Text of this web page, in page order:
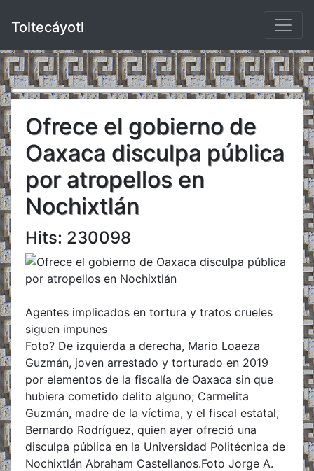
Toltecáyotl
Ofrece el gobierno de
Oaxaca disculpa pública
por atropellos en
Nochixtlán
Hits: 230098
Agentes implicados en tortura y tratos crueles
siguen impunes
Foto? De izquierda a derecha, Mario Loaeza
Guzmán, joven arrestado y torturado en 2019
por elementos de la fiscalía de Oaxaca sin que
hubiera cometido delito alguno; Carmelita
Guzmán, madre de la víctima, y el fiscal estatal,
Bernardo Rodríguez, quien ayer ofreció una
disculpa pública en la Universidad Politécnica de
Nochixtlán Abraham Castellanos.Foto Jorge A.